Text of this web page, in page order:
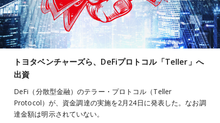
トヨタベンチャーズら、DeFiプロトコル「Teller」へ
出資
DeFi（分散型金融）のテラー・プロトコル（Teller
Protocol）が、資金調達の実施を2月24日に発表した。なお調
達金額は明示されていない。